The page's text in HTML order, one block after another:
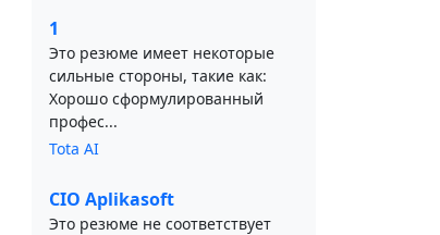
1
Это резюме имеет некоторые
сильные стороны, такие как:
Хорошо сформулированный
профес...
Tota AI
CIO Aplikasoft
Это резюме не соответствует